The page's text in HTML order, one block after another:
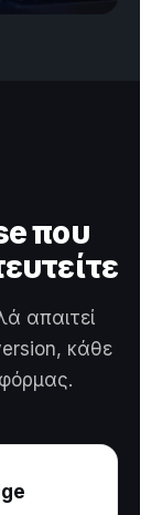
που
απαιτεί
κάθε